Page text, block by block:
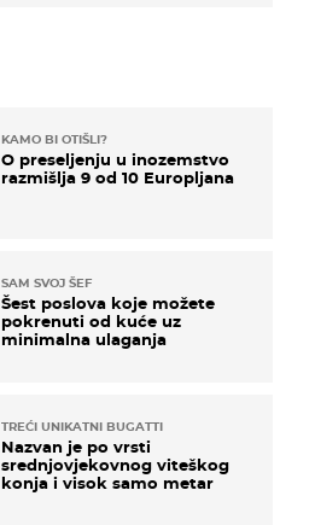
KAMO BI OTIŠLI?
O preseljenju u inozemstvo
razmišlja 9 od 10 Europljana
SAM SVOJ ŠEF
Šest poslova koje možete
pokrenuti od kuće uz
minimalna ulaganja
TREĆI UNIKATNI BUGATTI
Nazvan je po vrsti
srednjovjekovnog viteškog
konja i visok samo metar